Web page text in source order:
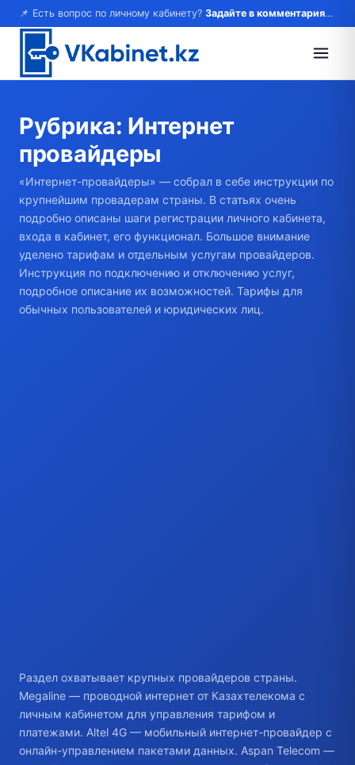
📌 Есть вопрос по личному кабинету? Задайте в комментариях — ответим!
Рубрика: Интернет
провайдеры
«Интернет-провайдеры» — собрал в себе инструкции по
крупнейшим провадерам страны. В статьях очень
подробно описаны шаги регистрации личного кабинета,
входа в кабинет, его функционал. Большое внимание
уделено тарифам и отдельным услугам провайдеров.
Инструкция по подключению и отключению услуг,
подробное описание их возможностей. Тарифы для
обычных пользователей и юридических лиц.
Раздел охватывает крупных провайдеров страны.
Megaline — проводной интернет от Казахтелекома с
личным кабинетом для управления тарифом и
платежами. Altel 4G — мобильный интернет-провайдер с
онлайн-управлением пакетами данных. Aspan Telecom —